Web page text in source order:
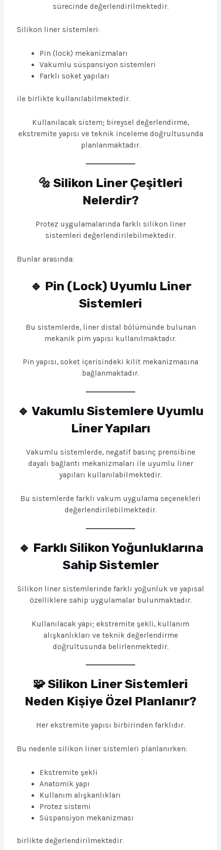
sürecinde değerlendirilmektedir.
Silikon liner sistemleri:
Pin (lock) mekanizmaları
Vakumlu süspansiyon sistemleri
Farklı soket yapıları
ile birlikte kullanılabilmektedir.
Kullanılacak sistem; bireysel değerlendirme,
ekstremite yapısı ve teknik inceleme doğrultusunda
planlanmaktadır.
🔩 Silikon Liner Çeşitleri
Nelerdir?
Protez uygulamalarında farklı silikon liner
sistemleri değerlendirilebilmektedir.
Bunlar arasında:
🔹 Pin (Lock) Uyumlu Liner
Sistemleri
Bu sistemlerde, liner distal bölümünde bulunan
mekanik pim yapısı kullanılmaktadır.
Pin yapısı, soket içerisindeki kilit mekanizmasına
bağlanmaktadır.
🔹 Vakumlu Sistemlere Uyumlu
Liner Yapıları
Vakumlu sistemlerde, negatif basınç prensibine
dayalı bağlantı mekanizmaları ile uyumlu liner
yapıları kullanılabilmektedir.
Bu sistemlerde farklı vakum uygulama seçenekleri
değerlendirilebilmektedir.
🔹 Farklı Silikon Yoğunluklarına
Sahip Sistemler
Silikon liner sistemlerinde farklı yoğunluk ve yapısal
özelliklere sahip uygulamalar bulunmaktadır.
Kullanılacak yapı; ekstremite şekli, kullanım
alışkanlıkları ve teknik değerlendirme
doğrultusunda belirlenmektedir.
🧩 Silikon Liner Sistemleri
Neden Kişiye Özel Planlanır?
Her ekstremite yapısı birbirinden farklıdır.
Bu nedenle silikon liner sistemleri planlanırken:
Ekstremite şekli
Anatomik yapı
Kullanım alışkanlıkları
Protez sistemi
Süspansiyon mekanizması
birlikte değerlendirilmektedir.